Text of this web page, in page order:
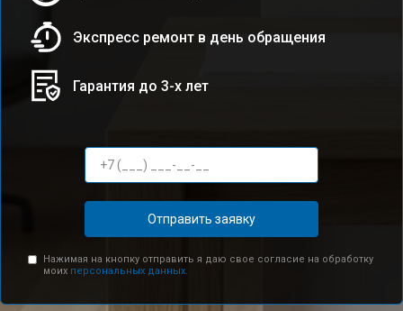
Экспресс ремонт в день обращения
Гарантия до 3-х лет
Отправить заявку
Нажимая на кнопку отправить я даю свое согласие на обработку
моих персональных данных.